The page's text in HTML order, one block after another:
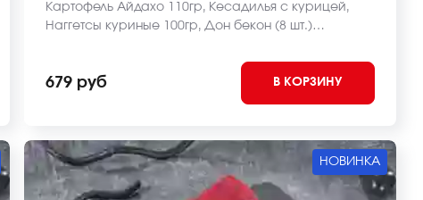
Картофель Айдахо 110гр, Кесадилья с курицей,
Наггетсы куриные 100гр, Дон бекон (8 шт.)
679 руб В КОРЗИНУ
НОВИНКА